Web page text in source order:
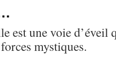
est une voie d’éveil
mystiques.